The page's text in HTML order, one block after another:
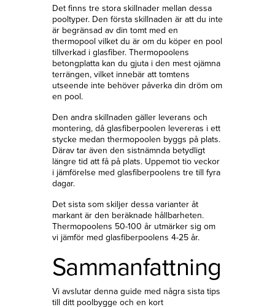
Det finns tre stora skillnader mellan dessa
pooltyper. Den första skillnaden är att du inte
är begränsad av din tomt med en
thermopool vilket du är om du köper en pool
tillverkad i glasfiber. Thermopoolens
betongplatta kan du gjuta i den mest ojämna
terrängen, vilket innebär att tomtens
utseende inte behöver påverka din dröm om
en pool.
Den andra skillnaden gäller leverans och
montering, då glasfiberpoolen levereras i ett
stycke medan thermopoolen byggs på plats.
Därav tar även den sistnämnda betydligt
längre tid att få på plats. Uppemot tio veckor
i jämförelse med glasfiberpoolens tre till fyra
dagar.
Det sista som skiljer dessa varianter åt
markant är den beräknade hållbarheten.
Thermopoolens 50-100 år utmärker sig om
vi jämför med glasfiberpoolens 4-25 år.
Sammanfattning
Vi avslutar denna guide med några sista tips
till ditt poolbygge och en kort